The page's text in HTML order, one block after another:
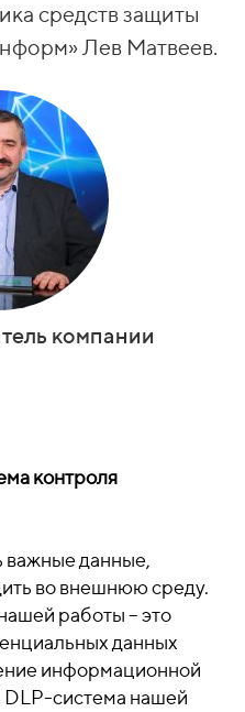
средств защиты
Лев Матвеев.
компании
контроля
важные данные,
во внешнюю среду.
работы – это
данных
информационной
DLP-система нашей